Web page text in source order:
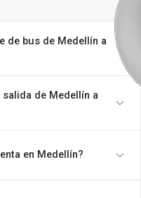
de bus de Medellín a
de Medellín a
en Medellín?